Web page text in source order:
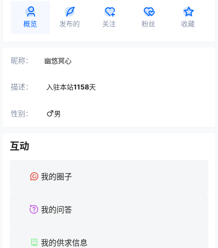
概览 发布的 关注 粉丝 收藏
昵称： 幽悠冥心
描述： 入驻本站1158天
性别： 男
互动
我的圈子
我的问答
我的供求信息